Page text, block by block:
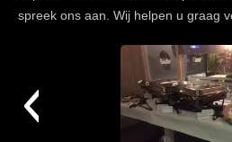
spreek ons aan. Wij helpen u graag